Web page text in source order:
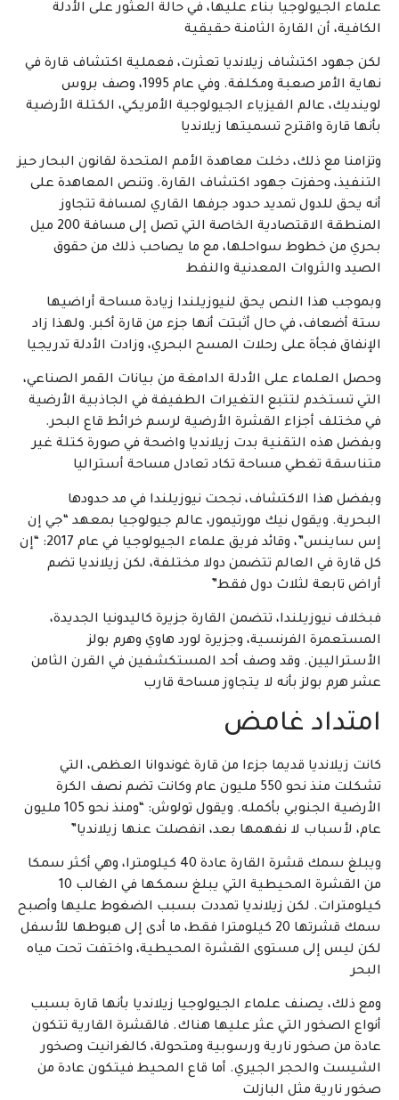
علماء الجيولوجيا بناء عليها، في حالة العثور على الأدلة
الكافية، أن القارة الثامنة حقيقية
لكن جهود اكتشاف زيلانديا تعثرت، فعملية اكتشاف قارة في
نهاية الأمر صعبة ومكلفة. وفي عام 1995، وصف بروس
لوينديك، عالم الفيزياء الجيولوجية الأمريكي، الكتلة الأرضية
بأنها قارة واقترح تسميتها زيلانديا
وتزامنا مع ذلك، دخلت معاهدة الأمم المتحدة لقانون البحار حيز
التنفيذ، وحفزت جهود اكتشاف القارة. وتنص المعاهدة على
أنه يحق للدول تمديد حدود جرفها القاري لمسافة تتجاوز
المنطقة الاقتصادية الخاصة التي تصل إلى مسافة 200 ميل
بحري من خطوط سواحلها، مع ما يصاحب ذلك من حقوق
الصيد والثروات المعدنية والنفط
وبموجب هذا النص يحق لنيوزيلندا زيادة مساحة أراضيها
ستة أضعاف، في حال أثبتت أنها جزء من قارة أكبر. ولهذا زاد
الإنفاق فجأة على رحلات المسح البحري، وزادت الأدلة تدريجيا
وحصل العلماء على الأدلة الدامغة من بيانات القمر الصناعي،
التي تستخدم لتتبع التغيرات الطفيفة في الجاذبية الأرضية
في مختلف أجزاء القشرة الأرضية لرسم خرائط قاع البحر.
وبفضل هذه التقنية بدت زيلانديا واضحة في صورة كتلة غير
متناسقة تغطي مساحة تكاد تعادل مساحة أستراليا
وبفضل هذا الاكتشاف، نجحت نيوزيلندا في مد حدودها
البحرية. ويقول نيك مورتيمور، عالم جيولوجيا بمعهد “جي إن
إس ساينس”، وقائد فريق علماء الجيولوجيا في عام 2017: “إن
كل قارة في العالم تتضمن دولا مختلفة، لكن زيلانديا تضم
أراض تابعة لثلاث دول فقط”
فبخلاف نيوزيلندا، تتضمن القارة جزيرة كاليدونيا الجديدة،
المستعمرة الفرنسية، وجزيرة لورد هاوي وهرم بولز
الأستراليين. وقد وصف أحد المستكشفين في القرن الثامن
عشر هرم بولز بأنه لا يتجاوز مساحة قارب
امتداد غامض
كانت زيلانديا قديما جزءا من قارة غوندوانا العظمى، التي
تشكلت منذ نحو 550 مليون عام وكانت تضم نصف الكرة
الأرضية الجنوبي بأكمله. ويقول تولوش: “ومنذ نحو 105 مليون
عام، لأسباب لا نفهمها بعد، انفصلت عنها زيلانديا”
ويبلغ سمك قشرة القارة عادة 40 كيلومترا، وهي أكثر سمكا
من القشرة المحيطية التي يبلغ سمكها في الغالب 10
كيلومترات. لكن زيلانديا تمددت بسبب الضغوط عليها وأصبح
سمك قشرتها 20 كيلومترا فقط، ما أدى إلى هبوطها للأسفل
لكن ليس إلى مستوى القشرة المحيطية، واختفت تحت مياه
البحر
ومع ذلك، يصنف علماء الجيولوجيا زيلانديا بأنها قارة بسبب
أنواع الصخور التي عثر عليها هناك. فالقشرة القارية تتكون
عادة من صخور نارية ورسوبية ومتحولة، كالغرانيت وصخور
الشيست والحجر الجيري. أما قاع المحيط فيتكون عادة من
صخور نارية مثل البازلت